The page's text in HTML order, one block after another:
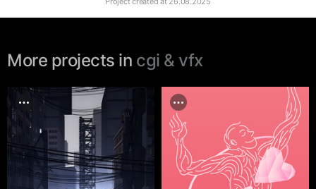
More projects in cgi & vfx